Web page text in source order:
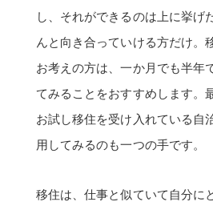
し、それができるのは上に挙げ
んと向き合っていける方だけ。
お考えの方は、一か月でも半年
てみることをおすすめします。
お試し移住を受け入れている自
用してみるのも一つの手です。
移住は、仕事と似ていて自分に